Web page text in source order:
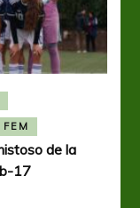
de la
17